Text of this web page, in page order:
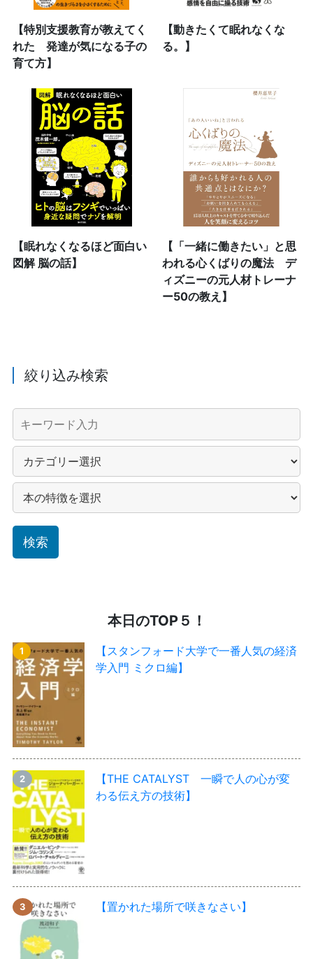
【特別支援教育が教えてく
れた 発達が気になる子の
育て方】
【動きたくて眠れなくな
る。】
【眠れなくなるほど面白い
図解 脳の話】
【「一緒に働きたい」と思
われる心くばりの魔法 デ
ィズニーの元人材トレーナ
ー50の教え】
絞り込み検索
本日のTOP５！
【スタンフォード大学で一番人気の経済
学入門 ミクロ編】
【THE CATALYST 一瞬で人の心が変
わる伝え方の技術】
【置かれた場所で咲きなさい】